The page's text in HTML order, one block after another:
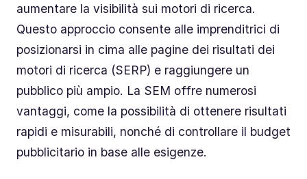
aumentare la visibilità sui motori di ricerca.
Questo approccio consente alle imprenditrici di
posizionarsi in cima alle pagine dei risultati dei
motori di ricerca (SERP) e raggiungere un
pubblico più ampio. La SEM offre numerosi
vantaggi, come la possibilità di ottenere risultati
rapidi e misurabili, nonché di controllare il budget
pubblicitario in base alle esigenze.